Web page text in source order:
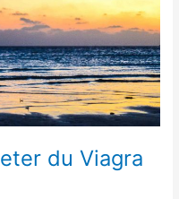
du Viagra